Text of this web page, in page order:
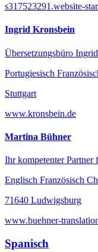
s317523291.website-
Ingrid Kronsbein
Übersetzungsbüro
Portugiesisch
Stuttgart
www.kronsbein.de
Martina Bühner
Ihr kompetenter Partner
Englisch Französisch
71640 Ludwigsburg
www.buehner-
Spanisch